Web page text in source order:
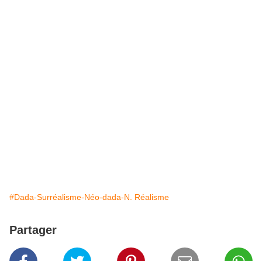
#Dada-Surréalisme-Néo-dada-N. Réalisme
Partager